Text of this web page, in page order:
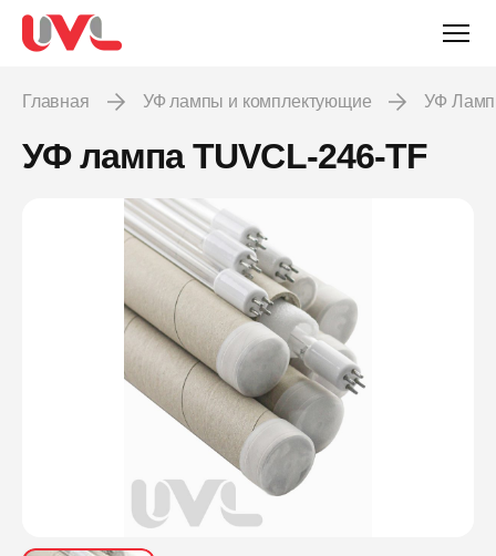
Главная УФ лампы и комплектующие УФ
УФ лампа TUVCL-246-TF